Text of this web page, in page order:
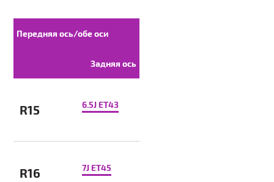
Передняя ось/обе оси
Задняя ось
R15 6.5J ET43
R16 7J ET45